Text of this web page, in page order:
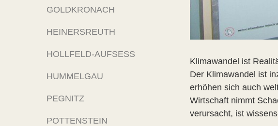
Klimawandel ist
Der Klimawandel ist
erhöhen sich auch
Wirtschaft nimmt
verursacht, ist
GOLDKRONACH
HEINERSREUTH
HOLLFELD-AUFSESS
HUMMELGAU
PEGNITZ
POTTENSTEIN